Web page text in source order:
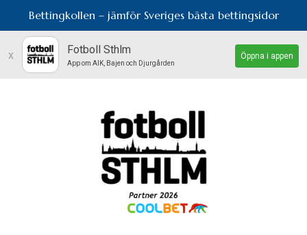
Bettingkollen – jämför Sveriges bästa bettingsidor
x Fotboll Sthlm
App om AIK, Bajen och Djurgården
Öppna i appen